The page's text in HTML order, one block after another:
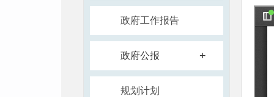
政府工作报告
政府公报 +
规划计划